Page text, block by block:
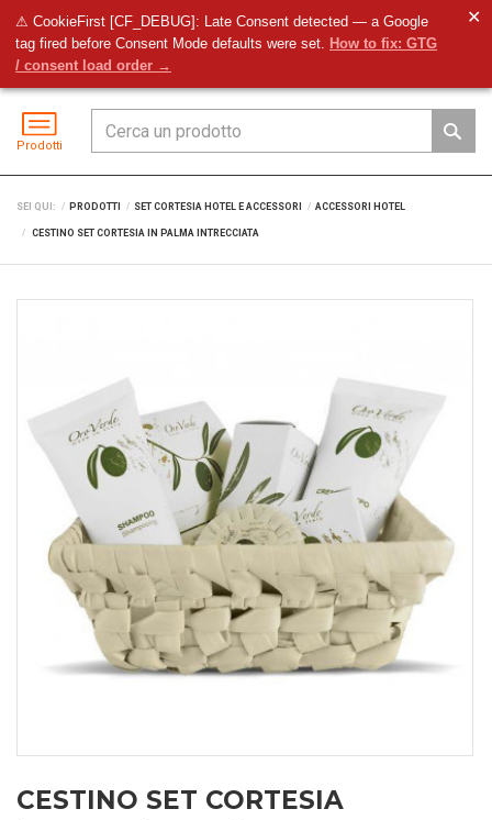
⚠ CookieFirst [CF_DEBUG]: Late Consent detected — a Google
tag fired before Consent Mode defaults were set. How to fix: GTG
/ consent load order →
✕
Prodotti
SEI QUI: PRODOTTI SET CORTESIA HOTEL E ACCESSORI ACCESSORI HOTEL
CESTINO SET CORTESIA IN PALMA INTRECCIATA
CESTINO SET CORTESIA